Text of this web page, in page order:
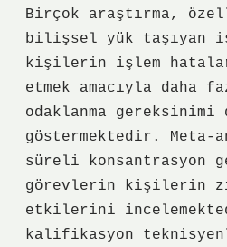
Birçok araştırma,
bilişsel yük taşıyan
kişilerin işlem
etmek amacıyla daha
odaklanma gereksinimi
göstermektedir. Meta-
süreli konsantrasyon
görevlerin kişilerin
etkilerini
kalifikasyon